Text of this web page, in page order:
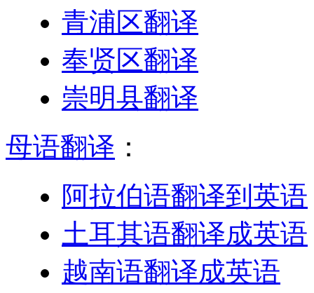
青浦区翻译
奉贤区翻译
崇明县翻译
母语翻译 ：
阿拉伯语翻译到英语
土耳其语翻译成英语
越南语翻译成英语